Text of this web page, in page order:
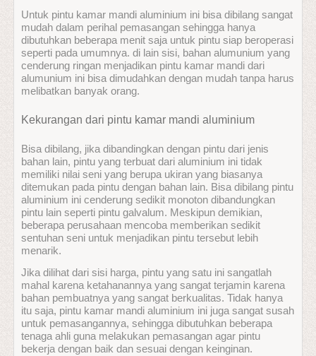
Untuk pintu kamar mandi aluminium ini bisa dibilang sangat
mudah dalam perihal pemasangan sehingga hanya
dibutuhkan beberapa menit saja untuk pintu siap beroperasi
seperti pada umumnya. di lain sisi, bahan alumunium yang
cenderung ringan menjadikan pintu kamar mandi dari
alumunium ini bisa dimudahkan dengan mudah tanpa harus
melibatkan banyak orang.
Kekurangan dari pintu kamar mandi aluminium
Bisa dibilang, jika dibandingkan dengan pintu dari jenis
bahan lain, pintu yang terbuat dari aluminium ini tidak
memiliki nilai seni yang berupa ukiran yang biasanya
ditemukan pada pintu dengan bahan lain. Bisa dibilang pintu
aluminium ini cenderung sedikit monoton dibandungkan
pintu lain seperti pintu galvalum. Meskipun demikian,
beberapa perusahaan mencoba memberikan sedikit
sentuhan seni untuk menjadikan pintu tersebut lebih
menarik.
Jika dilihat dari sisi harga, pintu yang satu ini sangatlah
mahal karena ketahanannya yang sangat terjamin karena
bahan pembuatnya yang sangat berkualitas. Tidak hanya
itu saja, pintu kamar mandi aluminium ini juga sangat susah
untuk pemasangannya, sehingga dibutuhkan beberapa
tenaga ahli guna melakukan pemasangan agar pintu
bekerja dengan baik dan sesuai dengan keinginan.